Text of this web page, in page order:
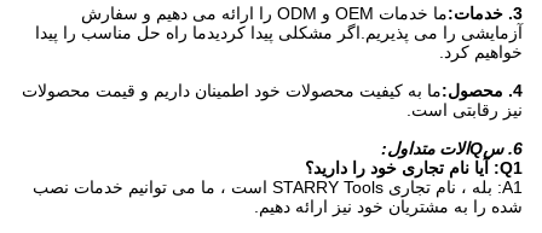
3. خدمات:
ما خدمات OEM و ODM را ارائه می دهیم و سفارش
آزمایشی را می پذیریم.اگر مشکلی پیدا کردیدما راه حل مناسب را پیدا
خواهیم کرد.
4. محصول:
ما به کیفیت محصولات خود اطمینان داریم و قیمت محصولات
نیز رقابتی است.
6. سQالات متداول:
Q1: آیا نام تجاری خود را دارید؟
A1: بله ، نام تجاری STARRY Tools است ، ما می توانیم خدمات نصب
شده را به مشتریان خود نیز ارائه دهیم.